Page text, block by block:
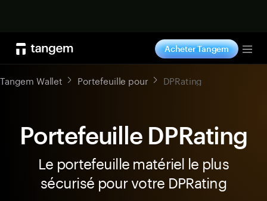
Acheter Tangem
Tangem Wallet Portefeuille pour DPRating
Portefeuille DPRating
Le portefeuille matériel le plus
sécurisé pour votre DPRating